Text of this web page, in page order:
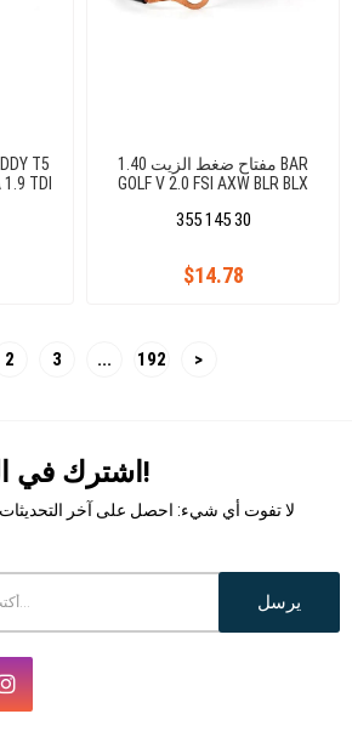
TDI
مفتاح ضغط الزيت 1.40 BAR
GOLF V 2.0 FSI AXW BLR BLX
(7.0159)
355 145 30
$14.78
2 3 ... 192 >
اشترك في النشرة الإخبارية!
لا تفوت أي شيء: احصل على آخر
يرسل